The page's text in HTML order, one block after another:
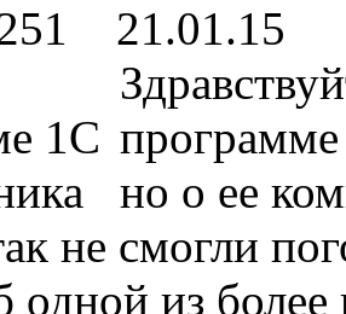
21.01.15
но о ее
не смогли
одной из